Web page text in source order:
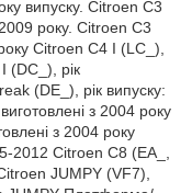
випуску. Citroen C3
року. Citroen C3
Citroen C4 I (LC_),
(DC_), рік
(DE_), рік випуску:
з 2004 року
з 2004 року
2012 Citroen C8 (EA_,
JUMPY (VF7),